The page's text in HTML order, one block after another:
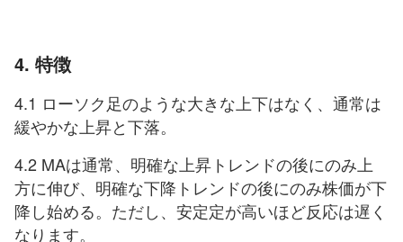
4. 特徴
4.1 ローソク足のような大きな上下はなく、通常は
緩やかな上昇と下落。
4.2 MAは通常、明確な上昇トレンドの後にのみ上
方に伸び、明確な下降トレンドの後にのみ株価が下
降し始める。ただし、安定定が高いほど反応は遅く
なります。